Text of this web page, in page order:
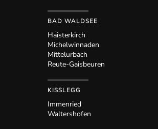
BAD WALDSEE
Haisterkirch
Michelwinnaden
Mittelurbach
Reute-Gaisbeuren
KISSLEGG
Immenried
Waltershofen